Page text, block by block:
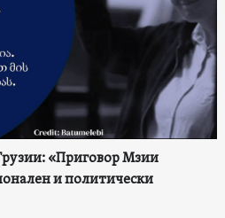
«Приговор Мзии
и политически